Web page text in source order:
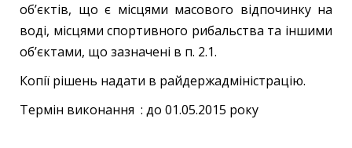
об’єктів, що є місцями масового відпочинку на
воді, місцями спортивного рибальства та іншими
об’єктами, що зазначені в п. 2.1.
Копії рішень надати в райдержадміністрацію.
Термін виконання : до 01.05.2015 року